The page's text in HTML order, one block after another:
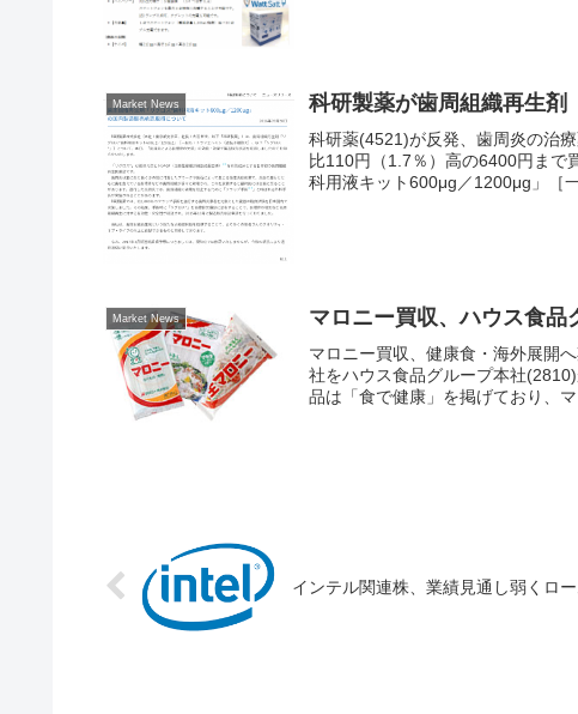
Market News 科研製薬が歯周組織再生剤
科研薬(4521)が反発、歯周炎の治
比110円（1.7％）高の6400円まで
科用液キット600μg／1200μg」［
Market News マロニー買収、ハウス食品
マロニー買収、健康食・海外展開
社をハウス食品グループ本社
品は「食で健康」を掲げており、
インテル関連株、業績見通し弱くロ